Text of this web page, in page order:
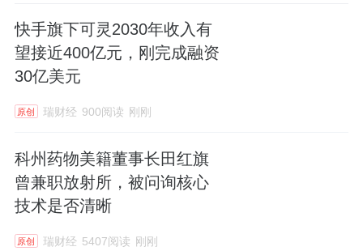
快手旗下可灵2030年收入有
望接近400亿元，刚完成融资
30亿美元
原创 瑞财经 900阅读 刚刚
科州药物美籍董事长田红旗
曾兼职放射所，被问询核心
技术是否清晰
原创 瑞财经 5407阅读 刚刚